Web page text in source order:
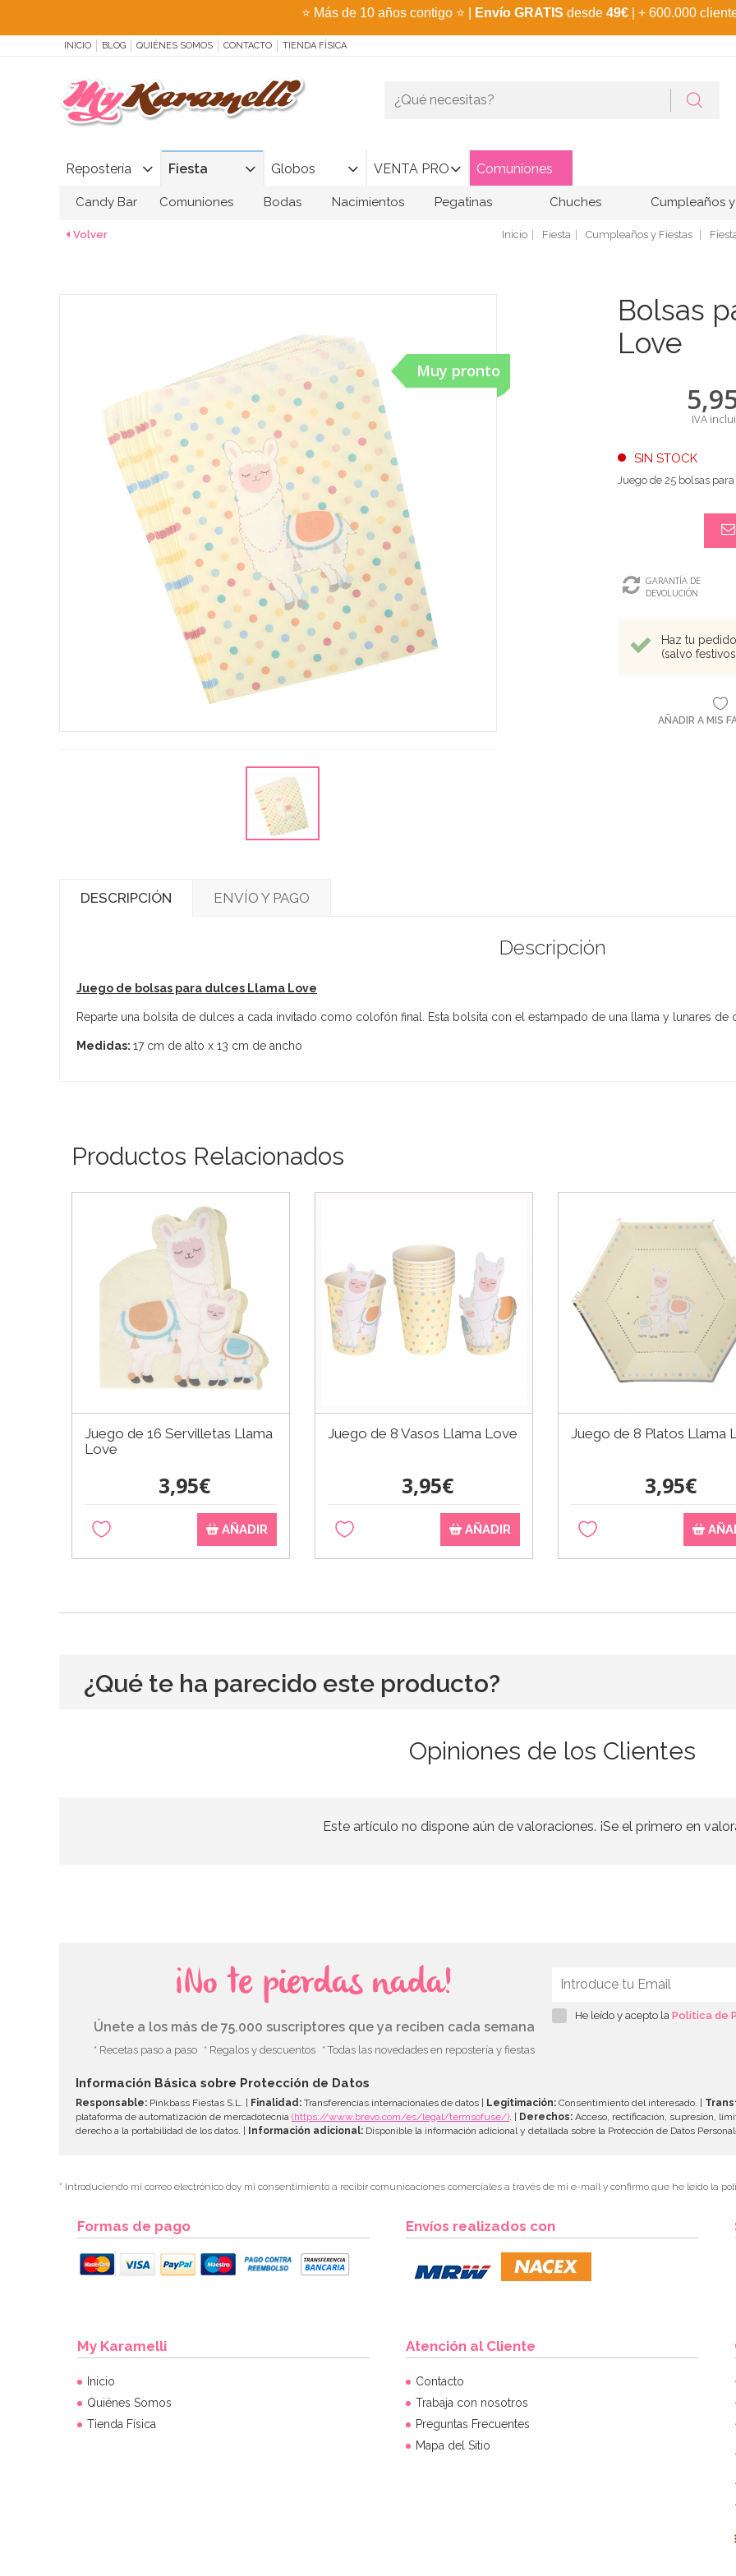
⭐ Más de 10 años contigo ⭐ Envío GRATIS desde 49€ | + 600.000
INICIO BLOG QUIÉNES SOMOS CONTACTO TIENDA FÍSICA
Repostería Fiesta Globos VENTA PRO Comuniones
Candy Bar Comuniones Bodas Nacimientos Pegatinas Chuches Cumpleaños
Volver Inicio Fiesta Cumpleaños y Fiestas
Muy pronto
Bolsas
Love
IVA
SIN STOCK
Juego de 25 bolsas
GARANTÍA DE
DEVOLUCIÓN
Haz tu
(salvo
AÑADIR A MIS
DESCRIPCIÓN ENVÍO Y PAGO
Descripción
Juego de bolsas para dulces Llama Love
Reparte una bolsita de dulces a cada invitado como colofón final. Esta bolsita con el estampado de una llama y lunares de
Medidas: 17 cm de alto x 13 cm de ancho
Productos Relacionados
Juego de 16 Servilletas Llama
Love
3,95€
AÑADIR
Juego de 8 Vasos Llama Love
3,95€
AÑADIR
Juego de 8 Platos Llama
3,95€
¿Qué te ha parecido este producto?
Opiniones de los Clientes
Este artículo no dispone aún de valoraciones. ¡Se el primero en
¡No te pierdas nada!
Únete a los más de 75.000 suscriptores que ya reciben cada semana
* Recetas paso a paso * Regalos y descuentos * Todas las novedades en repostería y fiestas
He leído y acepto la Política de
Información Básica sobre Protección de Datos
Responsable: Pinkbass Fiestas S.L. | Finalidad: Transferencias internacionales de datos | Legitimación: Consentimiento del interesado. |
plataforma de automatización de mercadotecnia (https://www.brevo.com/es/legal/termsofuse/) . | Derechos: Acceso, rectificación, supresión,
derecho a la portabilidad de los datos. | Información adicional: Disponible la información adicional y detallada sobre la Protección de Datos
* Introduciendo mi correo electrónico doy mi consentimiento a recibir comunicaciones comerciales a través de mi e-mail y confirmo que he leído la
Formas de pago Envíos realizados con
My Karamelli
Inicio
Quiénes Somos
Tienda Física
Atención al Cliente
Contacto
Trabaja con nosotros
Preguntas Frecuentes
Mapa del Sitio